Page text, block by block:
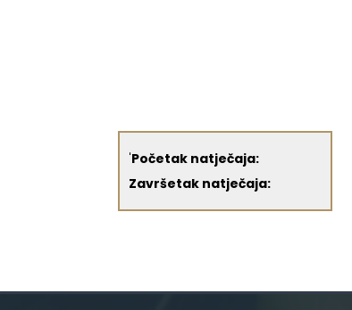
'Početak natječaja:
Završetak natječaja: